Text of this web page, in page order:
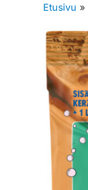
Etusivu »